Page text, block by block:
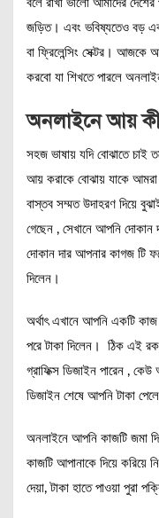
বলে রাখা ভালো আমাদের
জড়িত। এবং ভবিষ্যতেও বড়
বা ফ্রিলেন্সিং সেক্টর।
করবো যা শিখতে পারলে
অনলাইনে আয়
সহজ ভাষায় যদি বোঝাতে চাই
আয় করাকে বোঝায় যাকে আমরা
বাস্তব সম্মত উদাহরণ দিয়ে
গেছেন , সেখানে আপনি
দোকান দার আপনার কাগজ টি
দিলেন।
অর্থাৎ এখানে আপনি একটি
পরে টাকা দিলেন। ঠিক এই
গ্রাফিক্স ডিজাইন পারেন ,
ডিজাইন শেষে আপনি টাকা
অনলাইনে আপনি কাজটি জমা
কাজটি আপানাকে দিয়ে করিয়ে
দেয়া, টাকা হাতে পাওয়া পুরা